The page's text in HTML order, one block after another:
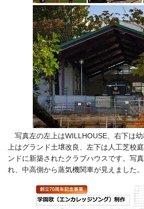
写真左の左上はWILLHOUSE、右下は
上はグランド土壌改良、左下は人工芝校
ンドに新築されたクラブハウスです。写
れ、中高側から蒸気機関車が見えました。